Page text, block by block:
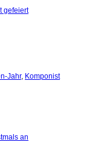
gefeiert
Jahr, Komponist
an